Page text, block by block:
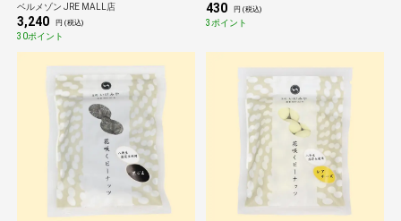
ベルメゾン JRE MALL店
3,240 円 (税込)
30ポイント
430 円 (税込)
3ポイント